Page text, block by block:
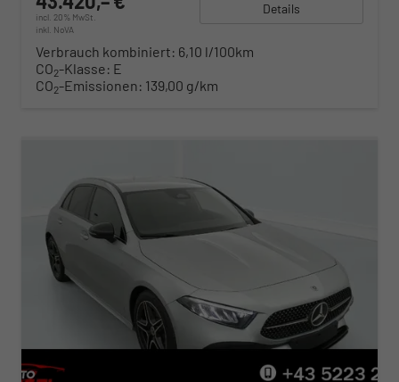
incl. 20% MwSt.
inkl. NoVA
Details
Verbrauch kombiniert: 6,10 l/100km
CO2-Klasse: E
CO2-Emissionen: 139,00 g/km